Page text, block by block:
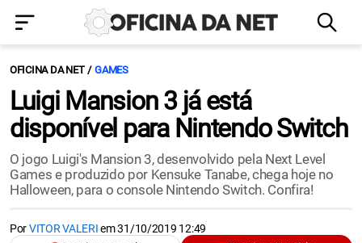
OFICINA DA NET GAMES
Luigi Mansion 3 já está
disponível para Nintendo Switch
O jogo Luigi's Mansion 3, desenvolvido pela Next Level
Games e produzido por Kensuke Tanabe, chega hoje no
Halloween, para o console Nintendo Switch. Confira!
PorVITOR VALERIem31/10/2019 12:49